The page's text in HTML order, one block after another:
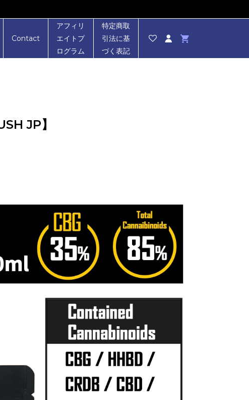
Contact
アフィリ
エイトプ
ログラム
特定商取
引法に基
づく表記
JP】